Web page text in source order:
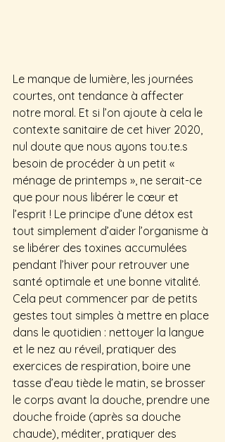
Le manque de lumière, les journées
courtes, ont tendance à affecter
notre moral. Et si l’on ajoute à cela le
contexte sanitaire de cet hiver 2020,
nul doute que nous ayons tou.te.s
besoin de procéder à un petit «
ménage de printemps », ne serait-ce
que pour nous libérer le cœur et
l’esprit ! Le principe d’une détox est
tout simplement d’aider l’organisme à
se libérer des toxines accumulées
pendant l’hiver pour retrouver une
santé optimale et une bonne vitalité.
Cela peut commencer par de petits
gestes tout simples à mettre en place
dans le quotidien : nettoyer la langue
et le nez au réveil, pratiquer des
exercices de respiration, boire une
tasse d’eau tiède le matin, se brosser
le corps avant la douche, prendre une
douche froide (après sa douche
chaude), méditer, pratiquer des